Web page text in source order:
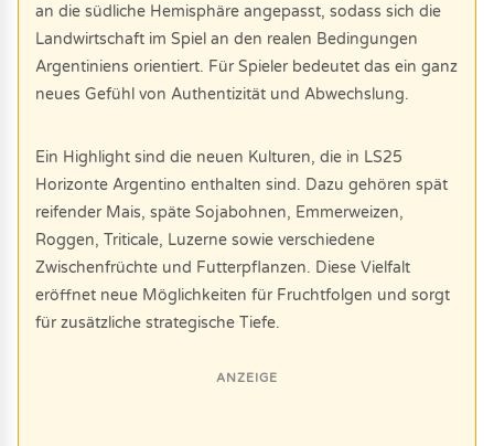
an die südliche Hemisphäre angepasst, sodass sich die
Landwirtschaft im Spiel an den realen Bedingungen
Argentiniens orientiert. Für Spieler bedeutet das ein ganz
neues Gefühl von Authentizität und Abwechslung.
Ein Highlight sind die neuen Kulturen, die in LS25
Horizonte Argentino enthalten sind. Dazu gehören spät
reifender Mais, späte Sojabohnen, Emmerweizen,
Roggen, Triticale, Luzerne sowie verschiedene
Zwischenfrüchte und Futterpflanzen. Diese Vielfalt
eröffnet neue Möglichkeiten für Fruchtfolgen und sorgt
für zusätzliche strategische Tiefe.
ANZEIGE